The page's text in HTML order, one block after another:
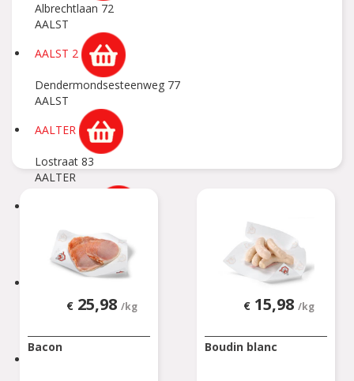
Albrechtlaan 72
AALST
AALST 2
Dendermondsesteenweg 77
AALST
AALTER
Lostraat 83
AALTER
Herseltsesteenweg 82
AARSCHOT
Bleregemstraat 1
€ 25,98 /kg
Bacon
€ 15,98 /kg
Boudin blanc